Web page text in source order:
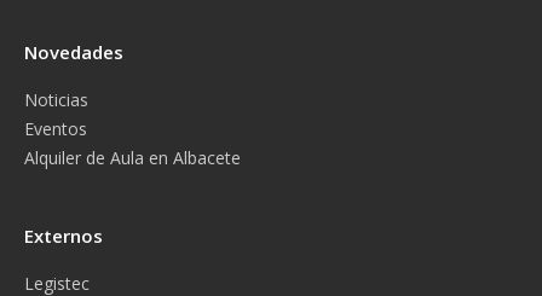
Novedades
Noticias
Eventos
Alquiler de Aula en Albacete
Externos
Legistec